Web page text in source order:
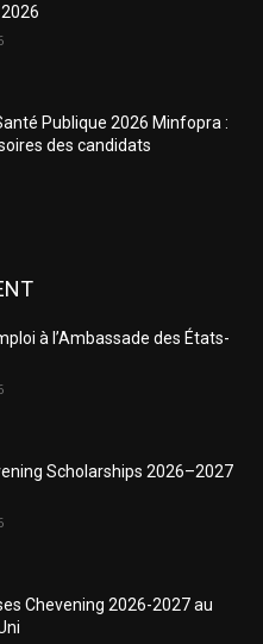
Publique 2026 Minfopra :
des candidats
à l’Ambassade des États-
Scholarships 2026–2027
Chevening 2026-2027 au